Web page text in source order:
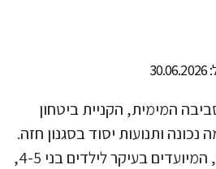
המימית, הקניית ביטחון
ותנועות יסוד בסגנון חזה.
שיעורי שחייה להרגלי מים, המיועדים בעיקר לילדים בני 4-5,